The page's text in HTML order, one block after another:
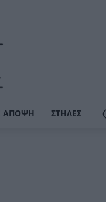
ΆΠΟΨΗ ΣΤΉΛΕΣ